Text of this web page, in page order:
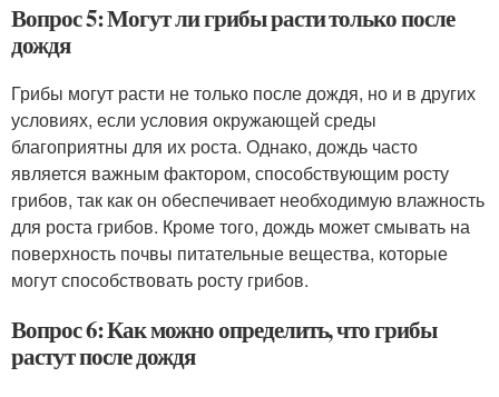
Вопрос 5: Могут ли грибы расти только после
дождя
Грибы могут расти не только после дождя, но и в других
условиях, если условия окружающей среды
благоприятны для их роста. Однако, дождь часто
является важным фактором, способствующим росту
грибов, так как он обеспечивает необходимую влажность
для роста грибов. Кроме того, дождь может смывать на
поверхность почвы питательные вещества, которые
могут способствовать росту грибов.
Вопрос 6: Как можно определить, что грибы
растут после дождя